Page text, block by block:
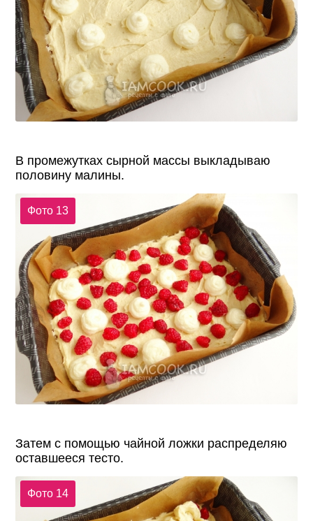
В промежутках сырной массы выкладываю
половину малины.
Фото 13
Затем с помощью чайной ложки распределяю
оставшееся тесто.
Фото 14